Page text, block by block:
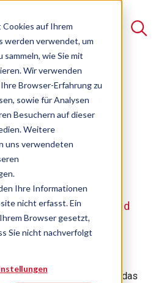
auf Ihrem
werden verwendet, um
wie Sie mit
Wir verwenden
Browser-Erfahrung zu
sowie für Analysen
Besuchern auf dieser
Weitere
uns verwendeten
Ihre Informationen
nicht erfasst. Ein
Browser gesetzt,
Sie nicht nachverfolgt
da das Suchfeld leer ist.
Leistungen und
Einklang bringen
bilden zwei Bausteine ab, das